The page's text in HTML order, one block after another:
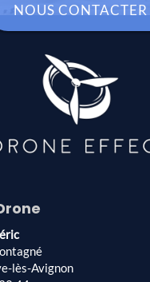
NOUS CONTACTER
lès-Avignon